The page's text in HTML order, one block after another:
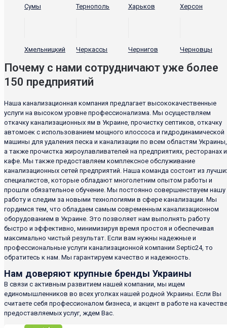
Сумы Тернополь Харьков Херсон
Хмельницкий Черкассы Чернигов Черновцы
Почему с нами сотрудничают уже более
150 предприятий
Наша канализационная компания предлагает высококачественные
услуги на высоком уровне профессионализма. Мы осуществляем
откачку канализационных ям в Украине, прочистку септиков, откачку
автомоек с использованием мощного илоссоса и гидродинамической
машины для удаления песка и канализации по всем областям Украины,
а также прочистка жироулавливателей на предприятиях, ресторанах и
кафе. Мы также предоставляем комплексное обслуживание
канализационных сетей предприятий. Наша команда состоит из
специалистов, которые обладают многолетним опытом работы и
прошли обязательное обучение. Мы постоянно совершенствуем нашу
работу и следим за новыми технологиями в сфере канализации. Мы
гордимся тем, что обладаем самым современным канализационном
оборудованием в Украине. Это позволяет нам выполнять работу
быстро и эффективно, минимизируя время простоя и обеспечивая
максимально чистый результат. Если вам нужны надежные и
профессиональные услуги канализационной компании Septic24, то
обратитесь к нам. Мы гарантируем качество и надежность.
Нам доверяют крупные бренды Украины
В связи с активным развитием нашей компании, мы ищем
единомышленников во всех уголках нашей родной Украины. Если Вы
считаете себя профессионалом бизнеса, и акцент в работе на качестве
предоставляемых услуг, ждем Вас.